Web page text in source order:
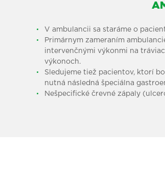
V ambulancii sa staráme o
Primárnym zameraním
intervenčnými výkonmi na
výkonoch.
Sledujeme tiež pacientov, ktorí
nutná následná špeciálna
Nešpecifické črevné zápaly